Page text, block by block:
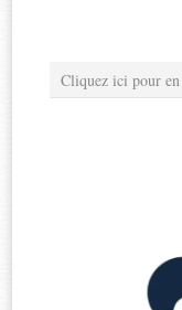
Cliquez ici pour